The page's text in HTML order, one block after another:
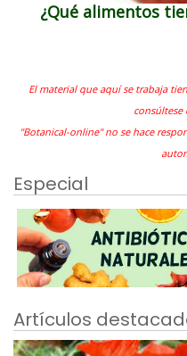
¿Qué alimentos
El material que aquí se trabaja
consúltese
"Botanical-online" no se hace
Especial
Artículos